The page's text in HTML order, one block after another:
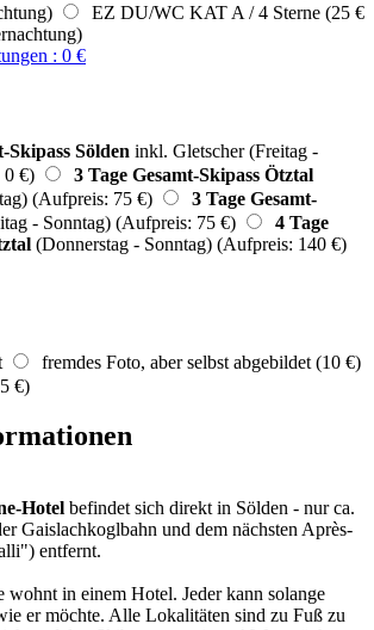
EZ DU/WC KAT A / 4 Sterne (25 €
: 0 €
Skipass Sölden inkl. Gletscher (Freitag -
0 €)
3 Tage Gesamt-Skipass Ötztal
(Aufpreis: 75 €)
3 Tage Gesamt-
- Sonntag) (Aufpreis: 75 €)
4 Tage
(Donnerstag - Sonntag) (Aufpreis: 140 €)
fremdes Foto, aber selbst abgebildet (10 €)
€)
Hotel befindet sich direkt in Sölden - nur ca.
Gaislachkoglbahn und dem nächsten Après-
entfernt.
wohnt in einem Hotel. Jeder kann solange
er möchte. Alle Lokalitäten sind zu Fuß zu